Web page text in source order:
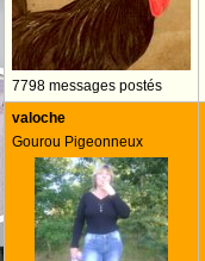
7798 messages postés
valoche
Gourou Pigeonneux